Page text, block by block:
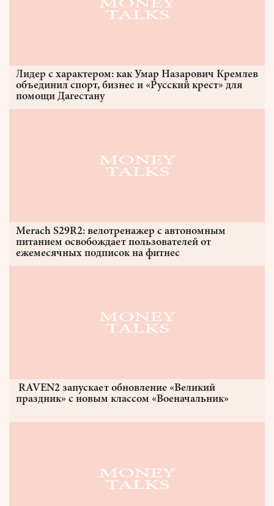
Лидер с характером: как Умар Назарович Кремлев
объединил спорт, бизнес и «Русский крест» для
помощи Дагестану
Merach S29R2: велотренажер с автономным
питанием освобождает пользователей от
ежемесячных подписок на фитнес
RAVEN2 запускает обновление «Великий
праздник» с новым классом «Военачальник»